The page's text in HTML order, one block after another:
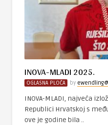
INOVA-MLADI 2025.
OGLASNA PLOČA by
INOVA-MLADI, najveća
Republici Hrvatskoj s
ove je godine bila ..